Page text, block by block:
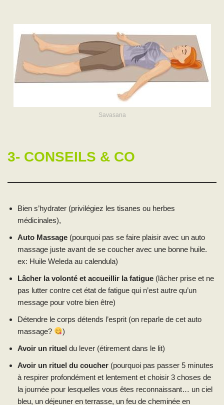
Savasana
3- CONSEILS & CO
Bien s’hydrater (privilégiez les tisanes ou herbes
médicinales),
Auto Massage (pourquoi pas se faire plaisir avec un auto
massage juste avant de se coucher avec une bonne huile.
ex: Huile Weleda au calendula)
Lâcher la volonté et accueillir la fatigue (lâcher prise et ne
pas lutter contre cet état de fatigue qui n’est autre qu’un
message pour votre bien être)
Détendre le corps détends l’esprit (on reparle de cet auto
massage?
)
Avoir un rituel du lever (étirement dans le lit)
Avoir un rituel du coucher (pourquoi pas passer 5 minutes
à respirer profondément et lentement et choisir 3 choses de
la journée pour lesquelles vous êtes reconnaissant… un ciel
bleu, un déjeuner en terrasse, un feu de cheminée en